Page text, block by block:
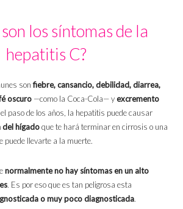
los síntomas de la
hepatitis C?
sonfiebre, cansancio, debilidad, diarrea,
oscuro —como la Coca-Cola— yexcremento
paso de los años, la hepatitis puede causar
del hígadoque te hará terminar en cirrosis o una
puede llevarte a la muerte.
normalmente no hay síntomas en un alto
. Es por eso que es tan peligrosa esta
o muy poco diagnosticada.